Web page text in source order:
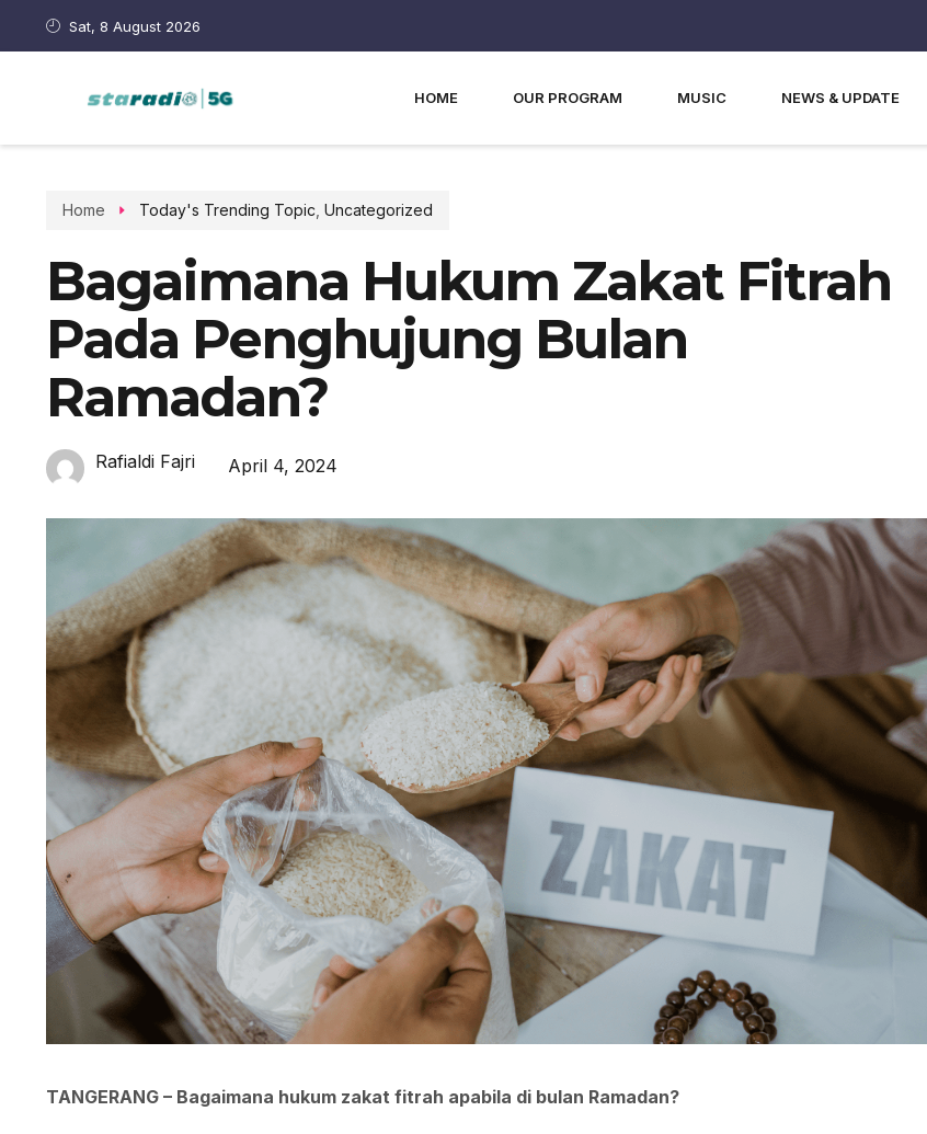
Sat, 8 August 2026
HOME OUR PROGRAM MUSIC NEWS & UPDATE
Home Today's Trending Topic Uncategorized
Bagaimana Hukum Zakat Fitrah
Pada Penghujung Bulan
Ramadan?
Rafialdi Fajri April 4, 2024
TANGERANG – Bagaimana hukum zakat fitrah apabila di bulan Ramadan?